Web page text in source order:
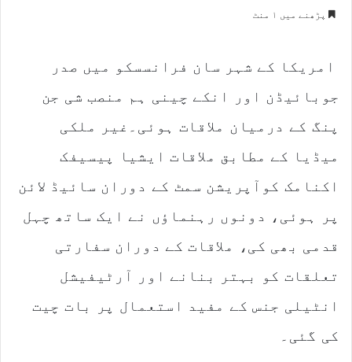
a
e
i
پڑھنے میں ۱ منٹ
امریکا کے شہر سان فرانسسکو میں صدر
جوبائیڈن اور انکے چینی ہم منصب شی جن
پنگ کے درمیان ملاقات ہوئی۔غیر ملکی
میڈیا کے مطابق ملاقات ایشیا پیسیفک
اکنامک کوآپریشن سمٹ کے دوران سائیڈ لائن
پر ہوئی، دونوں رہنماؤں نے ایک ساتھ چہل
قدمی بھی کی، ملاقات کے دوران سفارتی
تعلقات کو بہتر بنانے اور آرٹیفیشل
انٹیلی جنس کے مفید استعمال پر بات چیت
کی گئی۔